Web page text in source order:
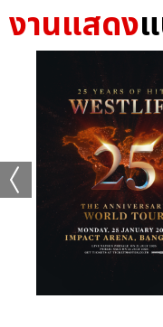
งานแสดง